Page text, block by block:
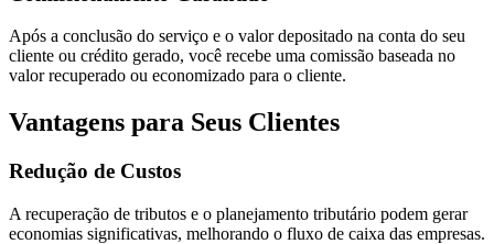
Após a conclusão do serviço e o valor depositado na conta do seu
cliente ou crédito gerado, você recebe uma comissão baseada no
valor recuperado ou economizado para o cliente​​.
Vantagens para Seus Clientes
Redução de Custos
A recuperação de tributos e o planejamento tributário podem gerar
economias significativas, melhorando o fluxo de caixa das empresas.